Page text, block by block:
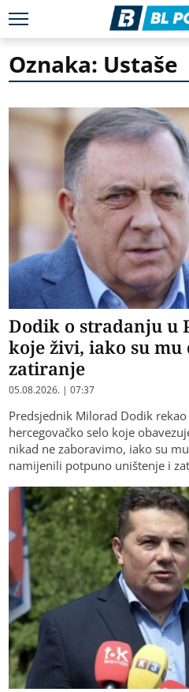
Oznaka: Ustaše
Dodik o stradanju u
koje živi, iako su
zatiranje
05.08.2026. | 07:37
Predsjednik Milorad Dodik
hercegovačko selo koje
nikad ne zaboravimo, iako su
namijenili potpuno uništenje i